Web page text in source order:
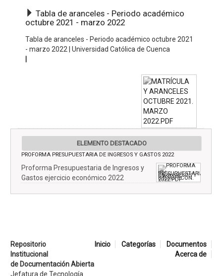
Tabla de aranceles - Periodo académico
octubre 2021 - marzo 2022
Tabla de aranceles - Periodo académico octubre 2021
- marzo 2022 | Universidad Católica de Cuenca
ELEMENTO DESTACADO
PROFORMA PRESUPUESTARIA DE INGRESOS Y GASTOS 2022
Proforma Presupuestaria de Ingresos y
Gastos ejercicio económico 2022
Inicio Categorías
Documentos
Acerca de
Repositorio
Institucional
de Documentación Abierta
Jefatura de Tecnología